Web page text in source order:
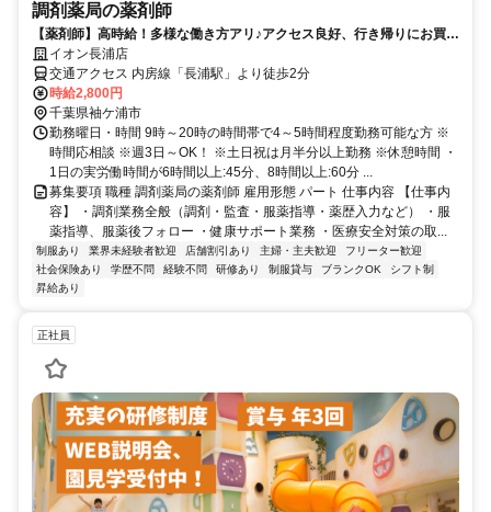
調剤薬局の薬剤師
【薬剤師】高時給！多様な働き方アリ♪アクセス良好、行き帰りにお買い
物OK！イオン薬局で働きませんか？
イオン長浦店
交通アクセス 内房線「長浦駅」より徒歩2分
時給2,800円
千葉県袖ケ浦市
勤務曜日・時間 9時～20時の時間帯で4～5時間程度勤務可能な方 ※
時間応相談 ※週3日～OK！ ※土日祝は月半分以上勤務 ※休憩時間 ・
1日の実労働時間が6時間以上:45分、8時間以上:60分 ...
募集要項 職種 調剤薬局の薬剤師 雇用形態 パート 仕事内容 【仕事内
容】 ・調剤業務全般（調剤・監査・服薬指導・薬歴入力など） ・服
薬指導、服薬後フォロー ・健康サポート業務 ・医療安全対策の取...
制服あり 業界未経験者歓迎 店舗割引あり 主婦・主夫歓迎
フリーター歓迎
社会保険あり
学歴不問 経験不問 研修あり 制服貸与 ブランクOK
シフト制
昇給あり
正社員